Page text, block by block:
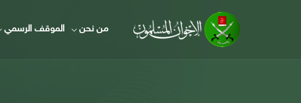
من نحن الموقف الرسمي